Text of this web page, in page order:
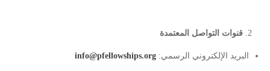
قنوات التواصل المعتمدة
البريد الإلكتروني الرسمي: info@pfellowships.org